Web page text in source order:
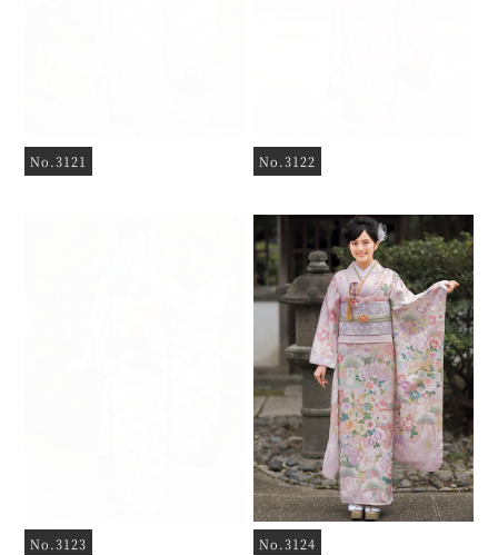
No.3121 No.3122
No.3123 No.3124